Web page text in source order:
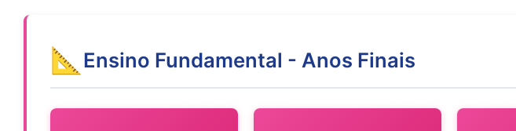
📐 Ensino Fundamental - Anos Finais